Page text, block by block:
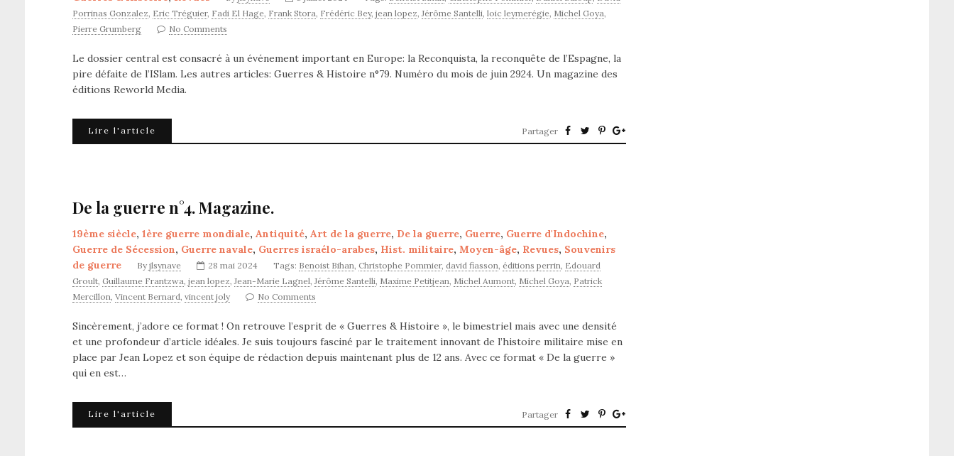
Porrinas Gonzalez, Eric Tréguier, Fadi El Hage, Frank Stora, Frédéric Bey, jean lopez,Jérôme Santelli, loic leymerégie, Michel Goya,
Pierre Grumberg
No Comments
Le dossier central est consacré à un événement important en Europe: la Reconquista, la reconquête de l’Espagne, la
pire défaite de l’ISlam. Les autres articles: Guerres & Histoire n°79. Numéro du mois de juin 2924. Un magazine des
éditions Reworld Media.
Lire l'article Partager
De la guerre n°4. Magazine.
19ème siècle, 1ère guerre mondiale, Antiquité, Art de la guerre, De la guerre, Guerre, Guerre d'Indochine,
Guerre de Sécession, Guerre navale, Guerres israélo-arabes, Hist. militaire, Moyen-âge, Revues, Souvenirs
de guerre
By jlsynave 28 mai 2024 Tags: Benoist Bihan, Christophe Pommier, david fiasson, éditions perrin, Edouard
Groult, Guillaume Frantzwa, jean lopez,Jean-Marie Lagnel,Jérôme Santelli, Maxime Petitjean, Michel Aumont, Michel Goya, Patrick
Mercillon, Vincent Bernard, vincent joly No Comments
Sincèrement, j’adore ce format ! On retrouve l’esprit de « Guerres & Histoire », le bimestriel mais avec une densité
et une profondeur d’article idéales. Je suis toujours fasciné par le traitement innovant de l’histoire militaire mise en
place par Jean Lopez et son équipe de rédaction depuis maintenant plus de 12 ans. Avec ce format « De la guerre »
qui en est…
Lire l'article Partager